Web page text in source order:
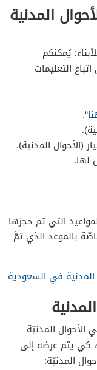
المدنية
يُمكنكم
التعليمات
“.
(الأحوال المدنية).
لها.
التي تم حجزها
بالموعد الذي تمَّ
في السعودية
المدنيّة
كي يتم عرضه إلى
المدنيّة: